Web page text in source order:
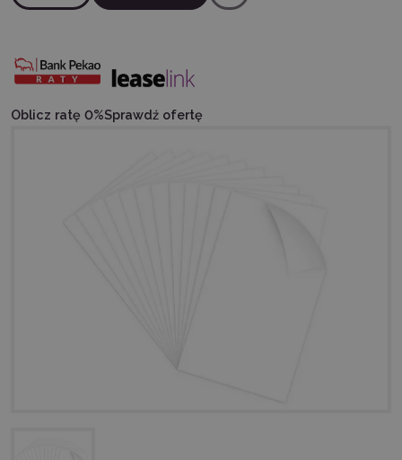
Oblicz ratę 0%Sprawdź ofertę